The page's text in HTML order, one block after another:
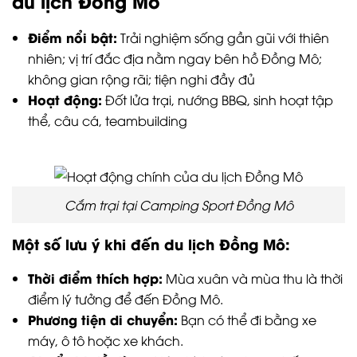
nắng, quần áo thoải mái, giày dép thích hợp cho
Lời khuyên để có chuyến du lịch Đồng Mô
trọn vẹn:
Lên kế hoạch trước khi đi:Để có một chuyến đi
trọn vẹn, bạn nên lên kế hoạch cụ thể về các địa
Thuê thuyền:Để khám phá hồ Đồng Mô một cách
trọn vẹn, bạn có thể thuê thuyền để tham quan
Thưởng thức ẩm thực địa phương:Đừng bỏ lỡ cơ
lịch Đồng Mô như gà đồi, cá sông, rau rừng.
Nếu bạn đang lên kế hoạch cho chuyến du lịch
Đồng Mô, và có hứng thú với hình thức cắm trại,
dã ngoại, mời bạn bấmliên hệ